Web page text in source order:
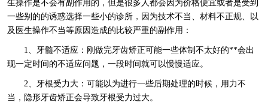
生操作是不会有副作用的，但是很多人都会因为价格便宜或者是受到
一些别的的诱惑选择一些小的诊所，因为技术不当、材料不正规、以
及医生操作不当等原因造成的比较严重的副作用：
1、牙髓不适应：刚做完牙齿矫正可能一些体制不太好的**会出
现一定时间的不适应问题，一段时间就可以慢慢适应。
2、牙根受力大：可能以为进行一些后期处理的时候，用力不
当，隐形牙齿矫正会导致牙根受力过大。